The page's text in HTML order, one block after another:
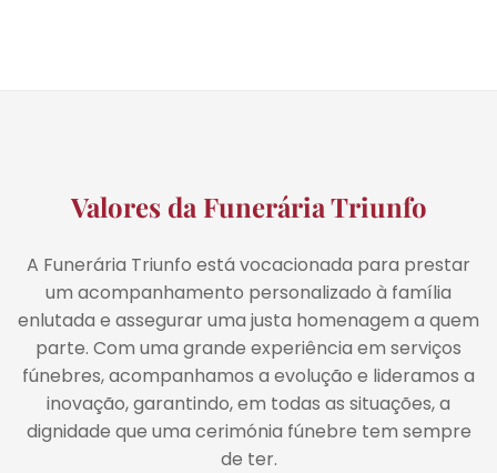
Valores da Funerária Triunfo
A Funerária Triunfo está vocacionada para prestar
um acompanhamento personalizado à família
enlutada e assegurar uma justa homenagem a quem
parte. Com uma grande experiência em serviços
fúnebres, acompanhamos a evolução e lideramos a
inovação, garantindo, em todas as situações, a
dignidade que uma cerimónia fúnebre tem sempre
de ter.